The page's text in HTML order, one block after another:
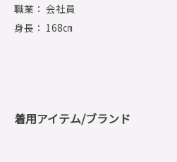
職業： 会社員
身長： 168㎝
着用アイテム/ブランド